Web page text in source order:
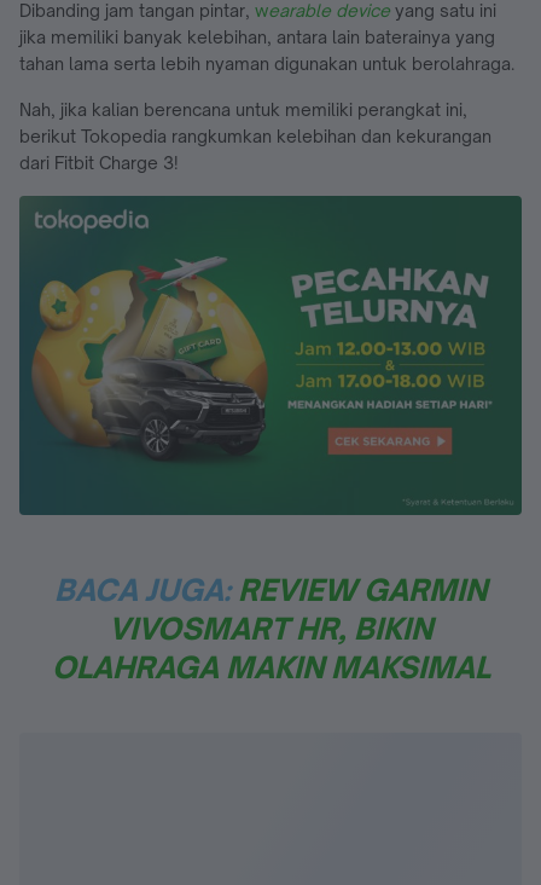
Dibanding jam tangan pintar, wearable device yang satu ini
jika memiliki banyak kelebihan, antara lain baterainya yang
tahan lama serta lebih nyaman digunakan untuk berolahraga.
Nah, jika kalian berencana untuk memiliki perangkat ini,
berikut Tokopedia rangkumkan kelebihan dan kekurangan
dari Fitbit Charge 3!
BACA JUGA:REVIEW GARMIN
VIVOSMART HR, BIKIN
OLAHRAGA MAKIN MAKSIMAL